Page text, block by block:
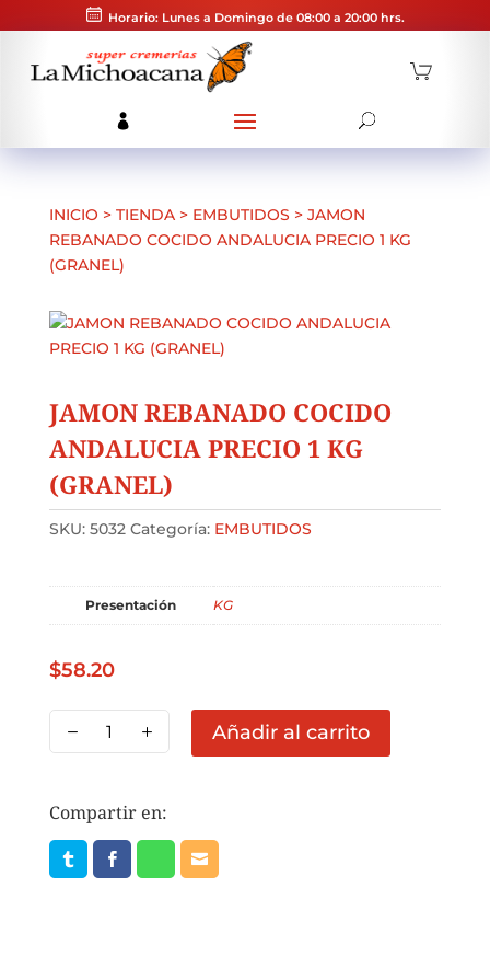
Horario: Lunes a Domingo de 08:00 a 20:00 hrs.
INICIO > TIENDA> EMBUTIDOS > JAMON
REBANADO COCIDO ANDALUCIA PRECIO 1 KG
(GRANEL)
JAMON REBANADO COCIDO
ANDALUCIA PRECIO 1 KG
(GRANEL)
SKU: 5032 Categoría: EMBUTIDOS
Presentación KG
$58.20
JAMON
REBANADO
PRECIO
1
KG
Añadir al carrito
Compartir en: